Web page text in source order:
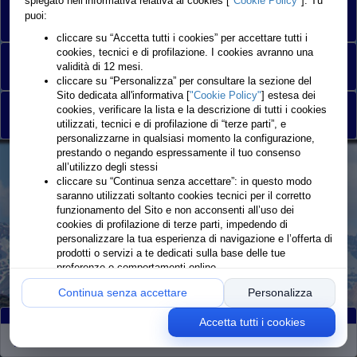
Monte Rosa SkyRace 25 KM
AMA VK2 9 KM
Partiti Ritirati:30 Rimanenti :0
puoi:
cliccare su “Accetta tutti i cookies” per accettare tutti i
cookies, tecnici e di profilazione. I cookies avranno una
validità di 12 mesi.
cliccare su “Personalizza” per consultare la sezione del
Sito dedicata all'informativa ["Cookie Policy"] estesa dei
cookies, verificare la lista e la descrizione di tutti i cookies
utilizzati, tecnici e di profilazione di “terze parti”, e
personalizzarne in qualsiasi momento la configurazione,
prestando o negando espressamente il tuo consenso
all’utilizzo degli stessi
cliccare su “Continua senza accettare”: in questo modo
saranno utilizzati soltanto cookies tecnici per il corretto
funzionamento del Sito e non acconsenti all’uso dei
cookies di profilazione di terze parti, impedendo di
personalizzare la tua esperienza di navigazione e l’offerta di
prodotti o servizi a te dedicati sulla base delle tue
preferenze o comportamenti online
Continua senza accettare Personalizza
Accetta tutti i cookies